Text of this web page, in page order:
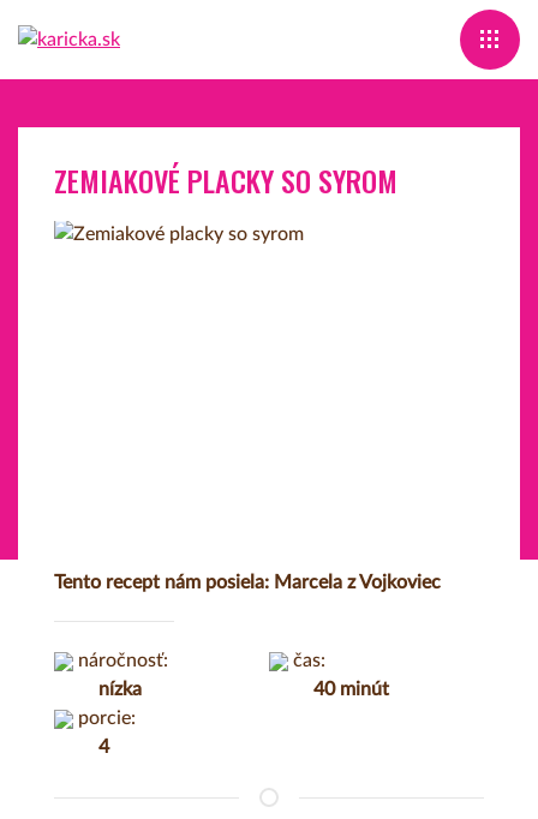
ZEMIAKOVÉ PLACKY SO SYROM
Tento recept nám posiela: Marcela z Vojkoviec
náročnosť:
nízka
čas:
40 minút
porcie:
4